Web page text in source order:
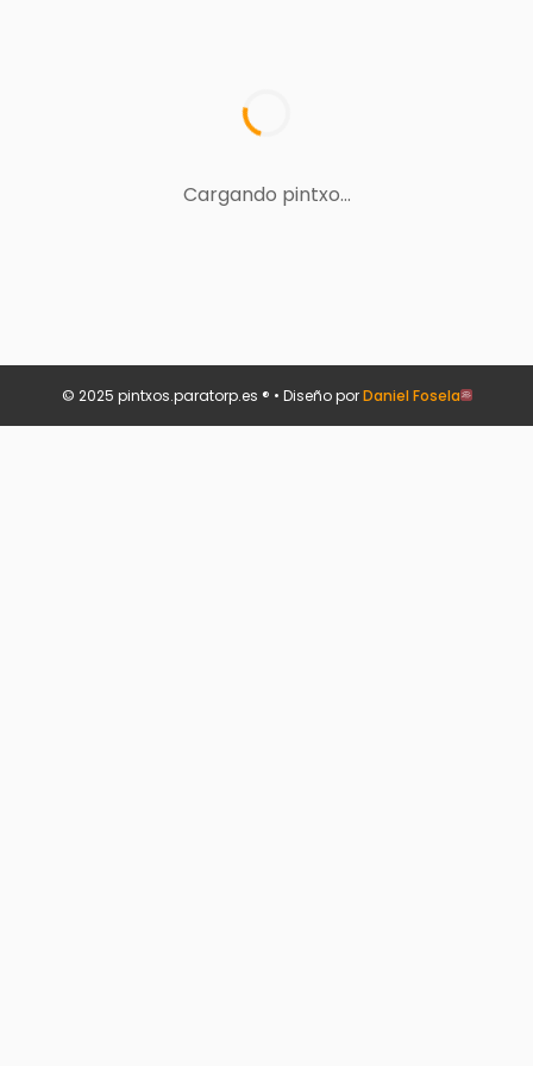
Cargando pintxo...
© 2025 pintxos.paratorp.es ® • Diseño porDaniel Fosela